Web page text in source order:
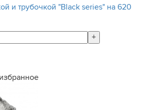
и трубочкой "Black series" на 620
+